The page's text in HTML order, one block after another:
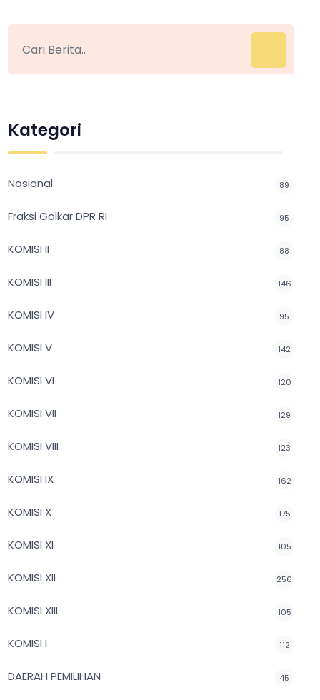
Kategori
Nasional 89
Fraksi Golkar DPR RI 95
KOMISI II 88
KOMISI III 146
KOMISI IV 95
KOMISI V 142
KOMISI VI 120
KOMISI VII 129
KOMISI VIII 123
KOMISI IX 162
KOMISI X 175
KOMISI XI 105
KOMISI XII 256
KOMISI XIII 105
KOMISI I 112
DAERAH PEMILIHAN 45